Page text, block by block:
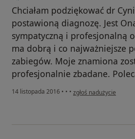
Chciałam podziękować dr
postawioną diagnozę. Jest
sympatyczną i profesjonalną
ma dobrą i co najważniejsze
zabiegów. Moje znamiona
profesjonalnie zbadane.
14 listopada 2016 • • • w opinii użytkownika
zgłoś nadużycie